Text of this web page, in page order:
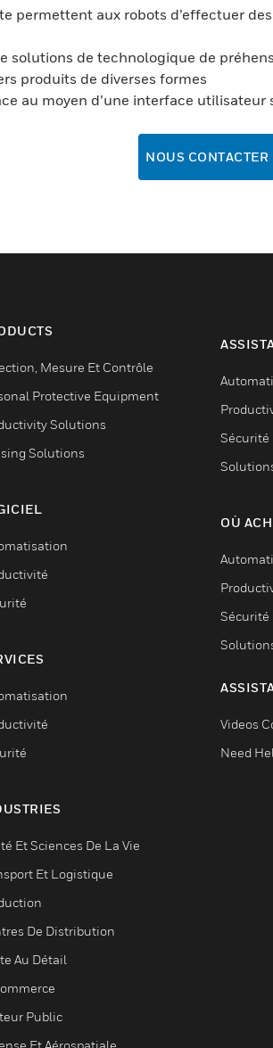
permettent aux robots d’effectuer
solutions de technologique de
produits de diverses formes
au moyen d’une interface utilisateur
NOUS CONTACTER
Mesure Et Contrôle
Protective Equipment
Solutions
Solutions
Et Sciences De La Vie
Et Logistique
De Distribution
Au Détail
Public
Et Aérospatiale
Sécurité
OÙ
Sécurité
Videos
Need